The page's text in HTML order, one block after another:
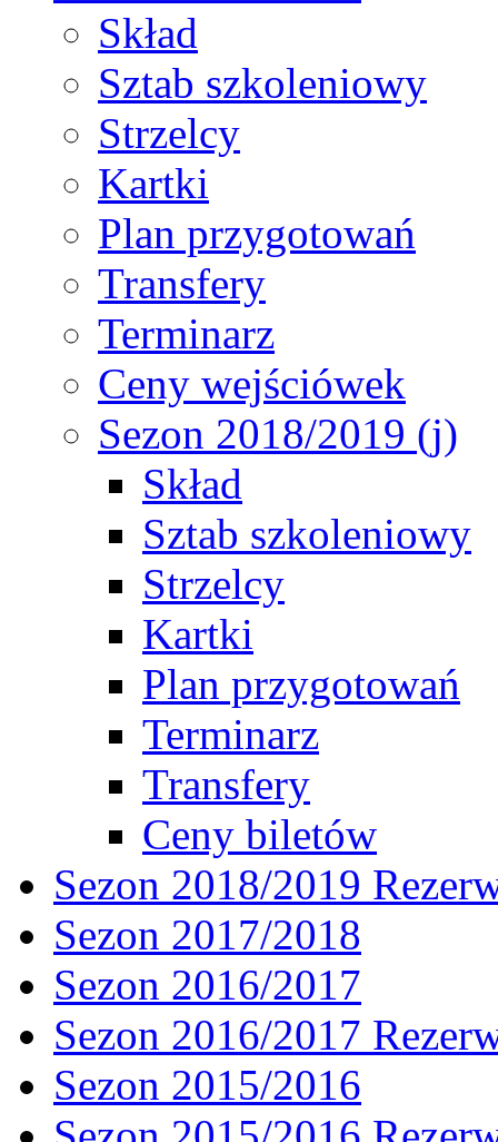
Skład
Sztab szkoleniowy
Strzelcy
Kartki
Plan przygotowań
Transfery
Terminarz
Ceny wejściówek
Sezon 2018/2019 (j)
Skład
Sztab szkoleniowy
Strzelcy
Kartki
Plan przygotowań
Terminarz
Transfery
Ceny biletów
Sezon 2018/2019
Sezon 2017/2018
Sezon 2016/2017
Sezon 2016/2017
Sezon 2015/2016